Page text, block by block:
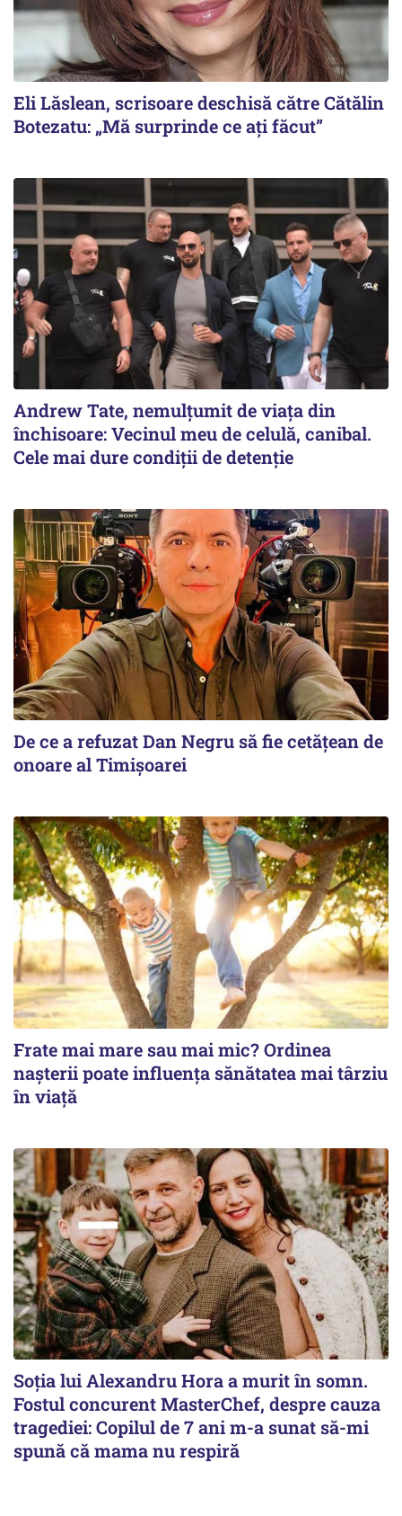
Eli Lăslean, scrisoare deschisă către Cătălin
Botezatu: „Mă surprinde ce ați făcut”
Andrew Tate, nemulțumit de viața din
închisoare: Vecinul meu de celulă, canibal.
Cele mai dure condiții de detenție
De ce a refuzat Dan Negru să fie cetățean de
onoare al Timișoarei
Frate mai mare sau mai mic? Ordinea
nașterii poate influența sănătatea mai târziu
în viață
Soția lui Alexandru Hora a murit în somn.
Fostul concurent MasterChef, despre cauza
tragediei: Copilul de 7 ani m-a sunat să-mi
spună că mama nu respiră